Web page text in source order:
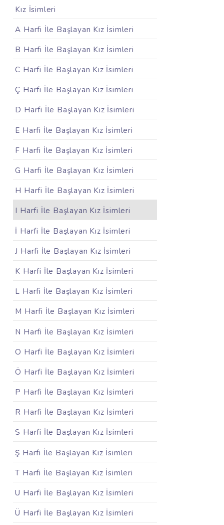
Kız İsimleri
A Harfi İle Başlayan Kız İsimleri
B Harfi İle Başlayan Kız İsimleri
C Harfi İle Başlayan Kız İsimleri
Ç Harfi İle Başlayan Kız İsimleri
D Harfi İle Başlayan Kız İsimleri
E Harfi İle Başlayan Kız İsimleri
F Harfi İle Başlayan Kız İsimleri
G Harfi İle Başlayan Kız İsimleri
H Harfi İle Başlayan Kız İsimleri
I Harfi İle Başlayan Kız İsimleri
İ Harfi İle Başlayan Kız İsimleri
J Harfi İle Başlayan Kız İsimleri
K Harfi İle Başlayan Kız İsimleri
L Harfi İle Başlayan Kız İsimleri
M Harfi İle Başlayan Kız İsimleri
N Harfi İle Başlayan Kız İsimleri
O Harfi İle Başlayan Kız İsimleri
Ö Harfi İle Başlayan Kız İsimleri
P Harfi İle Başlayan Kız İsimleri
R Harfi İle Başlayan Kız İsimleri
S Harfi İle Başlayan Kız İsimleri
Ş Harfi İle Başlayan Kız İsimleri
T Harfi İle Başlayan Kız İsimleri
U Harfi İle Başlayan Kız İsimleri
Ü Harfi İle Başlayan Kız İsimleri